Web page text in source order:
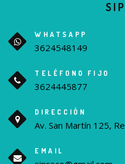
WHATSAPP
3624548149
TELÉFONO FIJO
3624445877
DIRECCIÓN
Av. San Martín 125,
EMAIL